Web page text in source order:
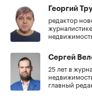
Георгий
редактор
Сергей
25 лет в
главный